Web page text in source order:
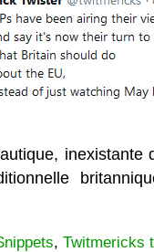
inexistante
, Twitmericks